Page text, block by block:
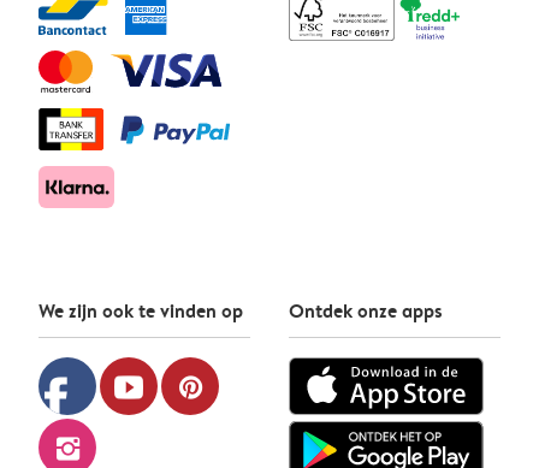
We zijn ook te vinden op
facebook youtube pinterest
instagram
Ontdek onze apps